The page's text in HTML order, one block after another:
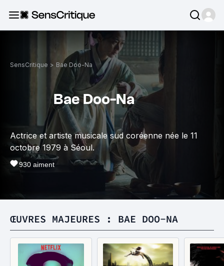
SensCritique > Bae Doo-Na
Bae Doo-Na
Actrice et artiste musicale sud coréenne née le 11
octobre 1979 à Séoul.
930 aiment
ŒUVRES MAJEURES : BAE DOO-NA